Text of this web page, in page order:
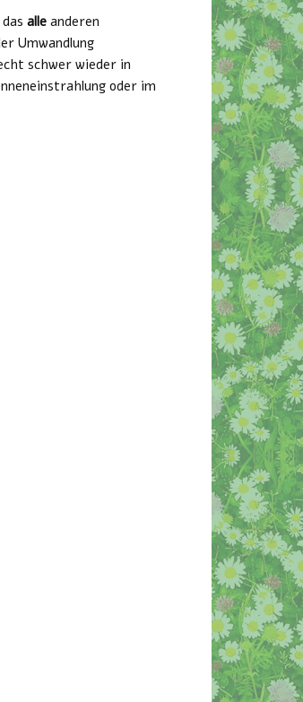
dasalle anderen
Umwandlung
schwer wieder in
oder im